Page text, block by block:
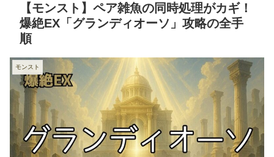
【モンスト】ペア雑魚の同時処理がカギ！
爆絶EX「グランディオーソ」攻略の全手
順
モンスト